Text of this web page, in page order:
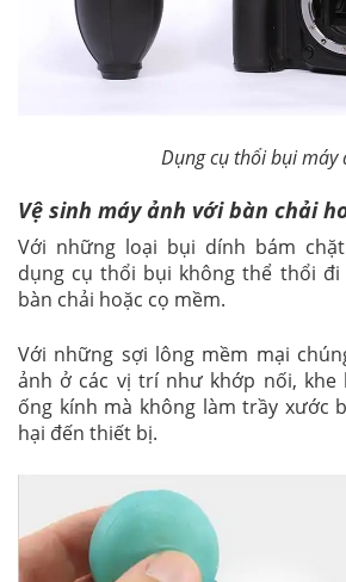
Dụng cụ thổi bụi máy
Vệ sinh máy ảnh với bàn chải
Với những loại bụi dính bám
dụng cụ thổi bụi không thể thổi
bàn chải hoặc cọ mềm.
Với những sợi lông mềm mại
ảnh ở các vị trí như khớp nối, khe
ống kính mà không làm trầy xước
hại đến thiết bị.